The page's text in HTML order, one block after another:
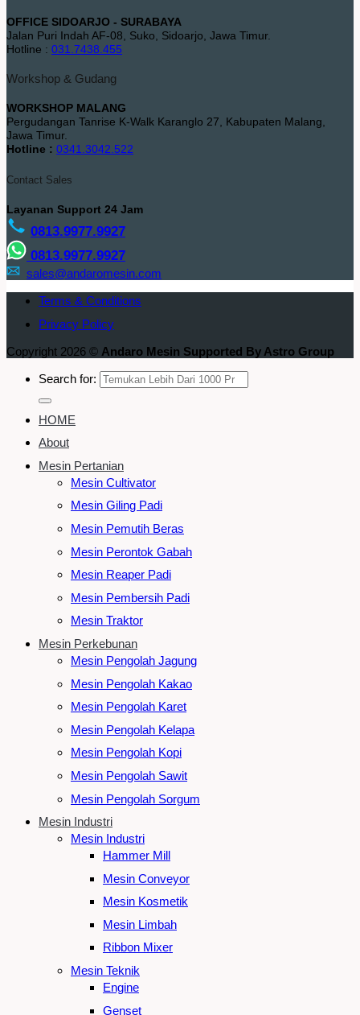
OFFICE SIDOARJO - SURABAYA
Jalan Puri Indah AF-08, Suko, Sidoarjo, Jawa Timur.
Hotline : 031.7438.455
Workshop & Gudang
WORKSHOP MALANG
Pergudangan Tanrise K-Walk Karanglo 27, Kabupaten Malang,
Jawa Timur.
Hotline : 0341.3042.522
Contact Sales
Layanan Support 24 Jam
0813.9977.9927
0813.9977.9927
sales@andaromesin.com
Terms & Conditions
Privacy Policy
Copyright 2026 © Andaro Mesin Supported By Astro Group
Search for:
HOME
About
Mesin Pertanian
Mesin Cultivator
Mesin Giling Padi
Mesin Pemutih Beras
Mesin Perontok Gabah
Mesin Reaper Padi
Mesin Pembersih Padi
Mesin Traktor
Mesin Perkebunan
Mesin Pengolah Jagung
Mesin Pengolah Kakao
Mesin Pengolah Karet
Mesin Pengolah Kelapa
Mesin Pengolah Kopi
Mesin Pengolah Sawit
Mesin Pengolah Sorgum
Mesin Industri
Mesin Industri
Hammer Mill
Mesin Conveyor
Mesin Kosmetik
Mesin Limbah
Ribbon Mixer
Mesin Teknik
Engine
Genset